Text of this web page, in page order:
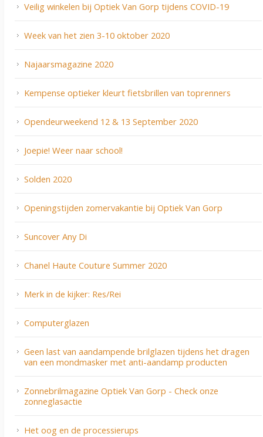
Veilig winkelen bij Optiek Van Gorp tijdens COVID-19
Week van het zien 3-10 oktober 2020
Najaarsmagazine 2020
Kempense optieker kleurt fietsbrillen van toprenners
Opendeurweekend 12 & 13 September 2020
Joepie! Weer naar school!
Solden 2020
Openingstijden zomervakantie bij Optiek Van Gorp
Suncover Any Di
Chanel Haute Couture Summer 2020
Merk in de kijker: Res/Rei
Computerglazen
Geen last van aandampende brilglazen tijdens het dragen
van een mondmasker met anti-aandamp producten
Zonnebrilmagazine Optiek Van Gorp - Check onze
zonneglasactie
Het oog en de processierups